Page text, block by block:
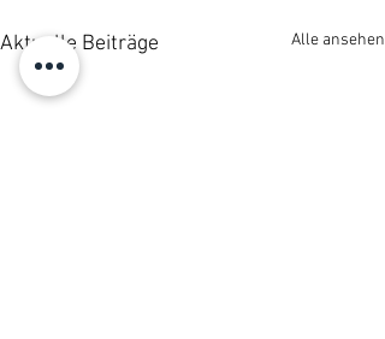
Aktuelle Beiträge Alle ansehen